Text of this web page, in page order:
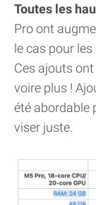
Toutes les
Pro ont
le cas pour
Ces ajouts ont
voire plus !
été abordable
viser juste.